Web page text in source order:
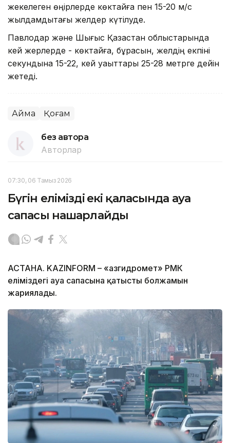
жекелеген өңірлерде көктайғақ пен 15-20 м/с
жылдамдықтағы желдер күтілуде.
Павлодар және Шығыс Қазақстан облыстарында
кей жерлерде - көктайғақ, бұрқасын, желдің екпіні
секундына 15-22, кей уақыттары 25-28 метрге дейін
жетеді.
Аймақ Қоғам
без автора
Авторлар
07:30, 06 Тамыз 2026
Бүгін еліміздің екі қаласында ауа
сапасы нашарлайды
АСТАНА. KAZINFORM – «Қазгидромет» РМК
еліміздегі ауа сапасына қатысты болжамын
жариялады.